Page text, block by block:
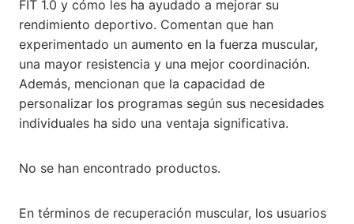
FIT 1.0 y cómo les ha ayudado a mejorar su
rendimiento deportivo. Comentan que han
experimentado un aumento en la fuerza muscular,
una mayor resistencia y una mejor coordinación.
Además, mencionan que la capacidad de
personalizar los programas según sus necesidades
individuales ha sido una ventaja significativa.
No se han encontrado productos.
En términos de recuperación muscular, los usuarios